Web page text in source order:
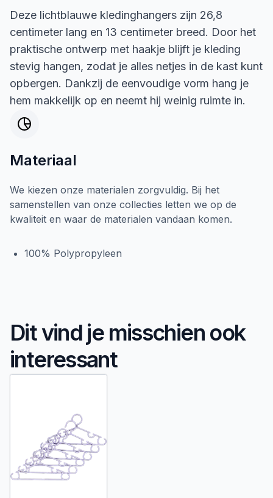
Deze lichtblauwe kledinghangers zijn 26,8
centimeter lang en 13 centimeter breed. Door het
praktische ontwerp met haakje blijft je kleding
stevig hangen, zodat je alles netjes in de kast kunt
opbergen. Dankzij de eenvoudige vorm hang je
hem makkelijk op en neemt hij weinig ruimte in.
Materiaal
We kiezen onze materialen zorgvuldig. Bij het
samenstellen van onze collecties letten we op de
kwaliteit en waar de materialen vandaan komen.
100% Polypropyleen
Dit vind je misschien ook
interessant